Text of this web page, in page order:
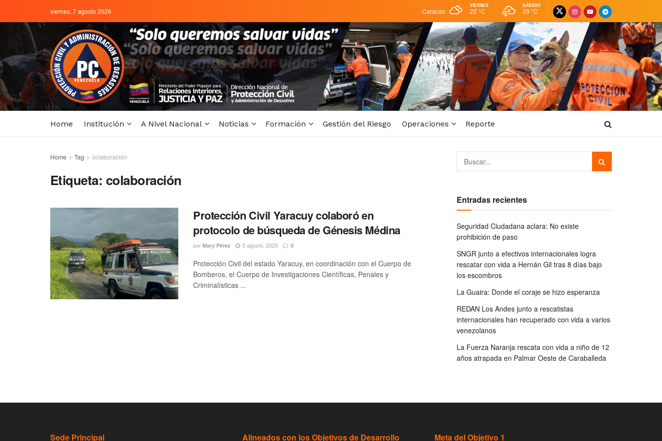
viernes, 7 agosto 2026 Caracas:
VIERNES
22 °C
SÁBADO
29 °C
Home Institución A Nivel Nacional Noticias Formación Gestión del Riesgo Operaciones Reporte
Home Tag colaboración
Etiqueta: colaboración
Protección Civil Yaracuy colaboró en
protocolo de búsqueda de Génesis Médina
por Mary Pérez 5 agosto, 2025 0
Protección Civil del estado Yaracuy, en coordinación con el Cuerpo de
Bomberos, el Cuerpo de Investigaciones Científicas, Penales y
Criminalísticas ...
Entradas recientes
Seguridad Ciudadana aclara: No existe
prohibición de paso
SNGR junto a efectivos internacionales logra
rescatar con vida a Hernán Gil tras 8 días bajo
los escombros
La Guaira: Donde el coraje se hizo esperanza
REDAN Los Andes junto a rescatistas
internacionales han recuperado con vida a varios
venezolanos
La Fuerza Naranja rescata con vida a niño de 12
años atrapada en Palmar Oeste de Caraballeda
Sede Principal Alineados con los Objetivos de Desarrollo Meta del Objetivo 1